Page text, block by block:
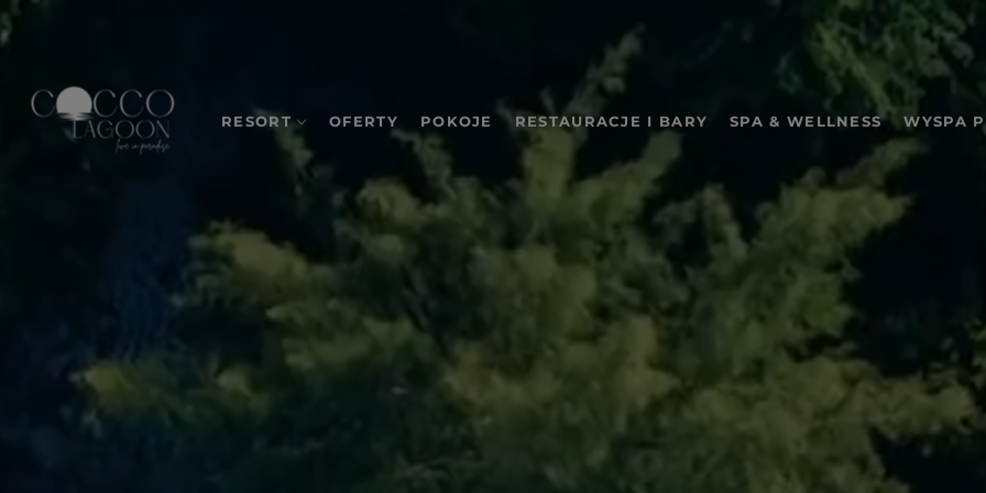
RESORT
Odkryj, co powstaje
OFERTY POKOJE RESTAURACJE I BARY SPA & WELLNESS WYSPA